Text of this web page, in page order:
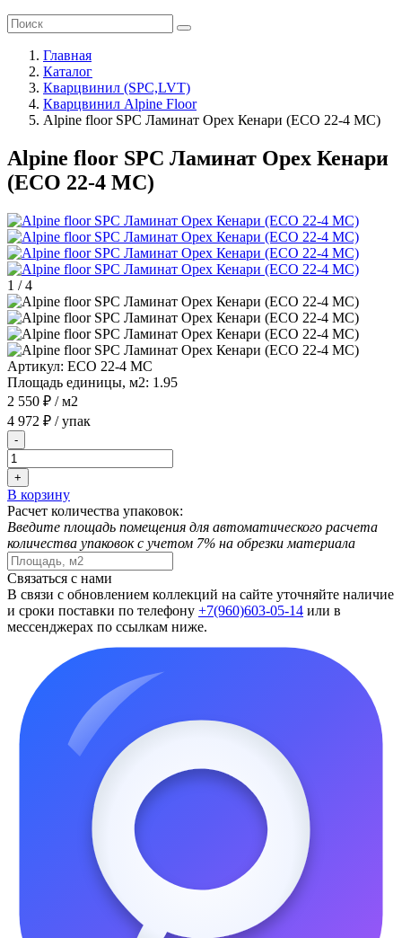
Главная
Каталог
Кварцвинил (SPC,LVT)
Кварцвинил Alpine Floor
Alpine floor SPC Ламинат Орех Кенари (ECO 22-4 MC)
Alpine floor SPC Ламинат Орех Кенари
(ECO 22-4 MC)
1 /4
Артикул: ECO 22-4 MC
Площадь единицы, м2: 1.95
2 550 ₽ / м2
4 972 ₽ / упак
-
+
В корзину
Расчет количества упаковок:
Введите площадь помещения для автоматического расчета
количества упаковок с учетом 7% на обрезки материала
Связаться с нами
В связи с обновлением коллекций на сайте уточняйте наличие
и сроки поставки по телефону +7(960)603-05-14 или в
мессенджерах по ссылкам ниже.